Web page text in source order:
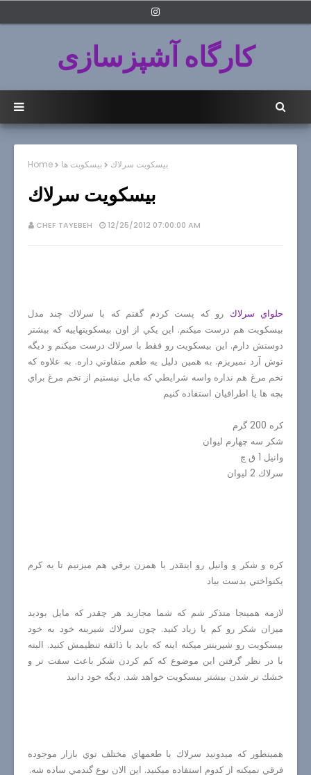
کارگاه آشپزسازی
Home بیسکویت ها بيسكويت سرلاك
بيسكويت سرلاك
CHEF TAYEBEH 12/25/2012 07:00:00 AM
حلواي سرلاك رو كه پست كردم گفتم كه با سرلاك چند مدل
بيسكويت هم درست ميكنم. اين يكي از اون بيسكويتهاييه كه بيشتر
دوستش دارم. اين بيسكويت رو فقط با سرلاك درست ميكنم و ديگه
توش آرد نميريزم. به همين دليل يه طعم متفاوتي داره. به علاوه كه
تخم مرغ هم نداره واسه شرايطي كه مايل نيستيم از تخم مرغ براي
بچه ها يا اطرافيان استفاده كنيم
كره 200 گرم
شكر سه چهارم ليوان
وانيل 1 ق چ
سرلاك 2 ليوان
كره و شكر و وانيل رو اينقدر با همزن برقي هم ميزنيم تا يه كرم
يكنواختي بدست بياد
لازمه همينجا متذكر شم كه شما مجازيد هر چقدر كه مايل بوديد
ميزان شكر رو كم يا زياد كنيد. چون سرلاك شيرينه خود به خود
بيسكويت رو شيرينتر ميكنه اينه كه بايد با ذائقه تنظيمش كنيد. البته
با در نظر گرفتن اين موضوع كه كم كردن شكر باعث سفت تر و
خشك تر شدن بيشتر بيسكويت خواهد شد. ديگه خود دانيد
همينطور كه ميدونيد سرلاك با طعمهاي مختلف توي بازار موجوده
فرقي نميكنه از كدوم استفاده ميكنيد. اين الان نوع گندمي ساده شه.